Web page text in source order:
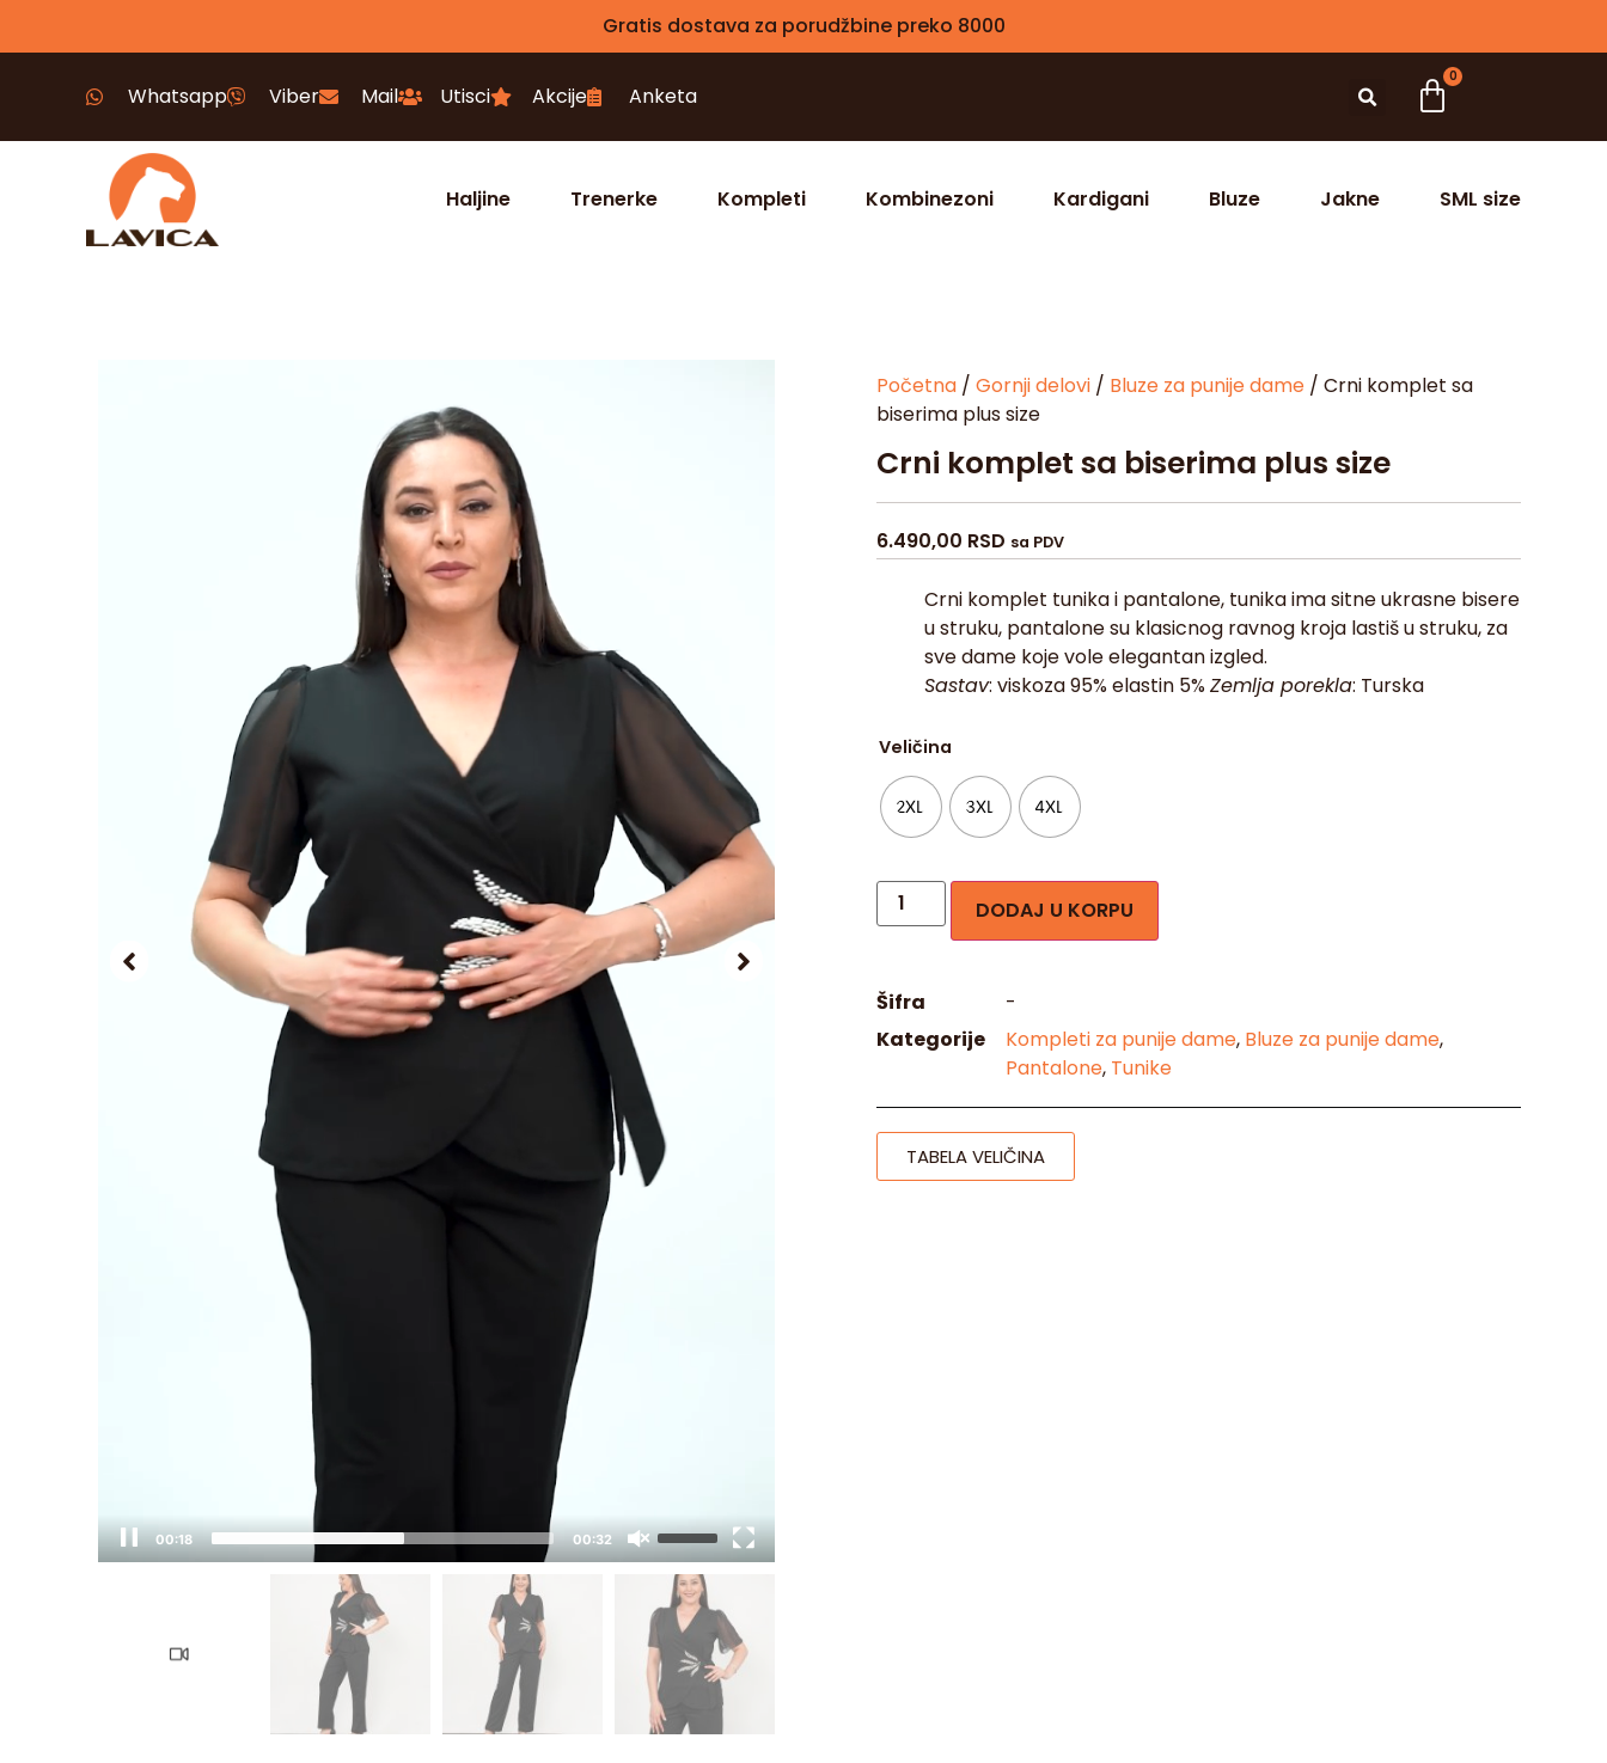
Gratis dostava za porudžbine preko 8000
Whatsapp Viber Mail Utisci Akcije Anketa
0
Haljine Trenerke Kompleti Kombinezoni Kardigani Bluze Jakne SML size
00:19 00:32
Početna/ Gornji delovi/ Bluze za punije dame/ Crni komplet sa
biserima plus size
Crni komplet sa biserima plus size
6.490,00 RSD sa PDV
Crni komplet tunika i pantalone, tunika ima sitne ukrasne bisere
u struku, pantalone su klasicnog ravnog kroja lastiš u struku, za
sve dame koje vole elegantan izgled.
Sastav: viskoza 95% elastin 5%Zemlja porekla: Turska
Veličina
2XL 3XL 4XL
DODAJ U KORPU
Šifra
-
Kategorije
Kompleti za punije dame, Bluze za punije dame,
Pantalone, Tunike
TABELA VELIČINA